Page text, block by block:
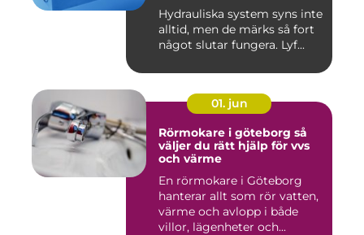
Hydrauliska system syns inte
alltid, men de märks så fort
något slutar fungera. Lyf...
01. jun
Rörmokare i göteborg så
väljer du rätt hjälp för vvs
och värme
En rörmokare i Göteborg
hanterar allt som rör vatten,
värme och avlopp i både
villor, lägenheter och...